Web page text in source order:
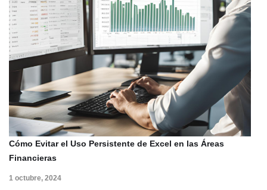
Cómo Evitar el Uso Persistente de Excel en las Áreas
Financieras
1 octubre, 2024